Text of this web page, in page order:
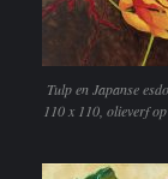
Tulp en Japanse
110 x 110, olieverf